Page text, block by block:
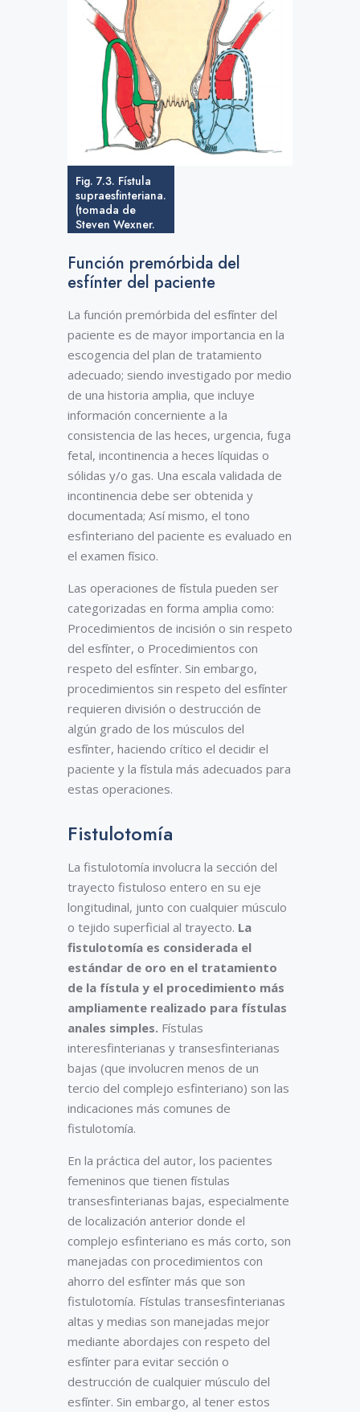
Fig. 7.3. Fístula
supraesfinteriana.
(tomada de
Steven Wexner.
Cirugía de colon
y recto.
Operaciones
anorrectales.
Función premórbida del
esfínter del paciente
La función premórbida del esfínter del
paciente es de mayor importancia en la
escogencia del plan de tratamiento
adecuado; siendo investigado por medio
de una historia amplia, que incluye
información concerniente a la
consistencia de las heces, urgencia, fuga
fetal, incontinencia a heces líquidas o
sólidas y/o gas. Una escala validada de
incontinencia debe ser obtenida y
documentada; Así mismo, el tono
esfinteriano del paciente es evaluado en
el examen físico.
Las operaciones de fístula pueden ser
categorizadas en forma amplia como:
Procedimientos de incisión o sin respeto
del esfínter, o Procedimientos con
respeto del esfínter. Sin embargo,
procedimientos sin respeto del esfínter
requieren división o destrucción de
algún grado de los músculos del
esfínter, haciendo crítico el decidir el
paciente y la fístula más adecuados para
estas operaciones.
Fistulotomía
La fistulotomía involucra la sección del
trayecto fistuloso entero en su eje
longitudinal, junto con cualquier músculo
o tejido superficial al trayecto. La
fistulotomía es considerada el
estándar de oro en el tratamiento
de la fístula y el procedimiento más
ampliamente realizado para fístulas
anales simples. Fístulas
interesfinterianas y transesfinterianas
bajas (que involucren menos de un
tercio del complejo esfinteriano) son las
indicaciones más comunes de
fistulotomía.
En la práctica del autor, los pacientes
femeninos que tienen fístulas
transesfinterianas bajas, especialmente
de localización anterior donde el
complejo esfinteriano es más corto, son
manejadas con procedimientos con
ahorro del esfínter más que son
fistulotomía. Fístulas transesfinterianas
altas y medias son manejadas mejor
mediante abordajes con respeto del
esfínter para evitar sección o
destrucción de cualquier músculo del
esfínter. Sin embargo, al tener estos